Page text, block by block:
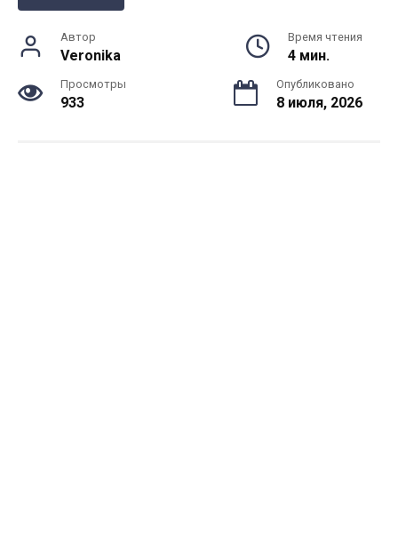
Автор
Veronika
Время чтения
4 мин.
Просмотры
933
Опубликовано
8 июля, 2026